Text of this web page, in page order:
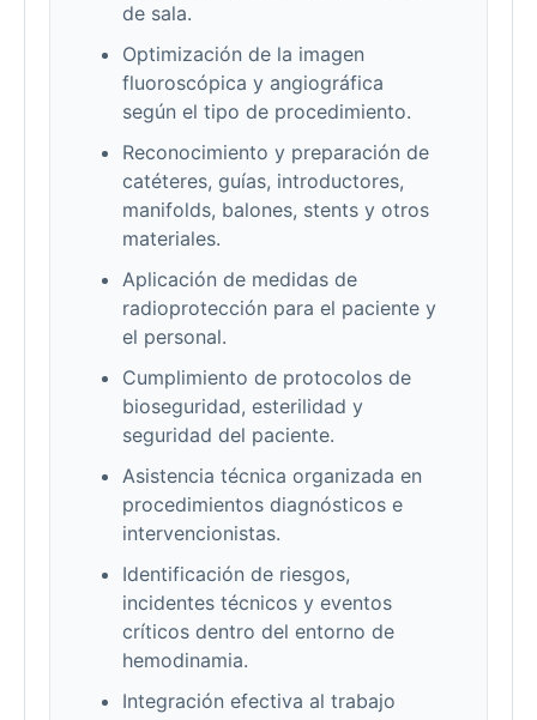
de sala.
Optimización de la imagen
fluoroscópica y angiográfica
según el tipo de procedimiento.
Reconocimiento y preparación de
catéteres, guías, introductores,
manifolds, balones, stents y otros
materiales.
Aplicación de medidas de
radioprotección para el paciente y
el personal.
Cumplimiento de protocolos de
bioseguridad, esterilidad y
seguridad del paciente.
Asistencia técnica organizada en
procedimientos diagnósticos e
intervencionistas.
Identificación de riesgos,
incidentes técnicos y eventos
críticos dentro del entorno de
hemodinamia.
Integración efectiva al trabajo